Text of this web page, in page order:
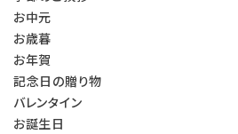
お中元
お歳暮
お年賀
記念日の贈り物
バレンタイン
お誕生日